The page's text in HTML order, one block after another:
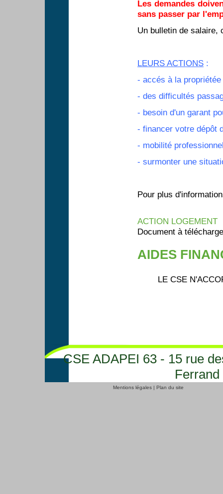
Les demandes
sans passer par
Un bulletin de salaire,
LEURS ACTIONS :
- accés à la
- des difficultés
- besoin d'un garant
- financer votre dépôt
- mobilité
- surmonter une
Pour plus
ACTION LOGEMENT
Document à
AIDES
LE CSE
CSE ADAPEI 63 - 15 rue
Ferrand
Mentions légales| Plan du site